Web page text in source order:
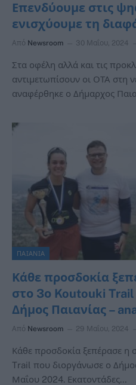
Επενδύουμε στις
ενισχύουμε τη
Από Newsroom 30 Μαΐου, 2024
Στα οφέλη αλλά και τις
αντιμετωπίσουν οι ΟΤΑ στη
αναφέρθηκε ο Δήμαρχος
ΠΑΙΑΝΙΑ
Κάθε προσδοκία
στο 3ο Koutouki
Δήμος Παιανίας –
Από Newsroom 29 Μαΐου, 2024
Κάθε προσδοκία ξεπέρασε η
Trail που διοργάνωσε ο
Μαΐου 2024. Εκατοντάδες…